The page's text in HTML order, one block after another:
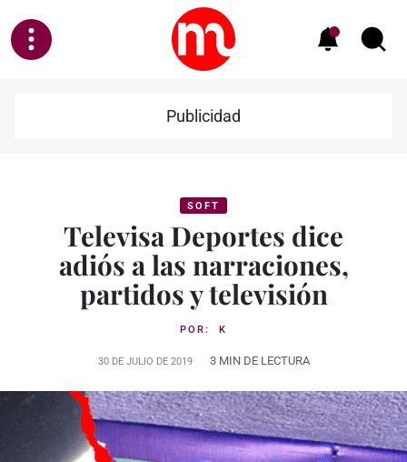
Publicidad
SOFT
Televisa Deportes dice
adiós a las narraciones,
partidos y televisión
POR: K
30 DE JULIO DE 2019 3 MIN DE LECTURA